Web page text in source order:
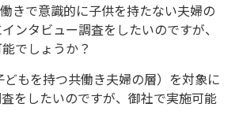
きで意識的に子供を持たない夫婦の
ンタビュー調査をしたいのですが、
でしょうか？
どもを持つ共働き夫婦の層）を対象に
をしたいのですが、御社で実施可能